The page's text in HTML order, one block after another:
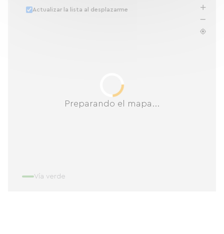
Preparando el mapa...
Actualizar la lista al desplazarme
Vía verde